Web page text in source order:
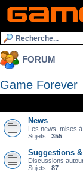
FORUM
Game Forever
News
Les news, mises
Sujets : 355
Suggestions
Discussions
Sujets : 87